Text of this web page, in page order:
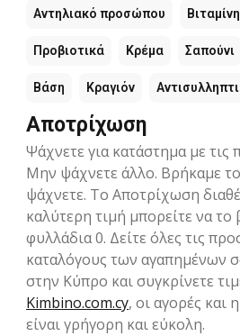
Αντηλιακό προσώπου
Προβιοτικά Κρέμα Σαπούνι
Βάση Κραγιόν
Αποτρίχωση
Ψάχνετε για κατάστημα με τις
Μην ψάχνετε άλλο. Βρήκαμε
ψάχνετε. Το Αποτρίχωση
καλύτερη τιμή μπορείτε να το
φυλλάδια 0. Δείτε όλες τις
καταλόγους των αγαπημένων
στην Kύπρο και συγκρίνετε
Kimbino.com.cy, οι αγορές και
είναι γρήγορη και εύκολη.